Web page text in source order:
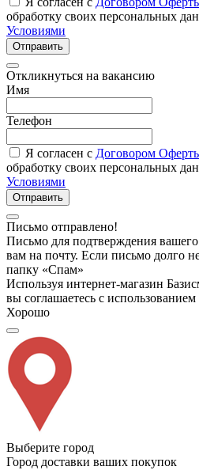
обработку своих персональных
Условиями
Отправить
Откликнуться на вакансию
Имя
Телефон
Я согласен с Договором
обработку своих персональных
Условиями
Отправить
Письмо отправлено!
Письмо для подтверждения
вам на почту. Если письмо долго
папку «Спам»
Используя интернет-магазин
вы соглашаетесь с использованием
Хорошо
Выберите город
Город доставки ваших покупок